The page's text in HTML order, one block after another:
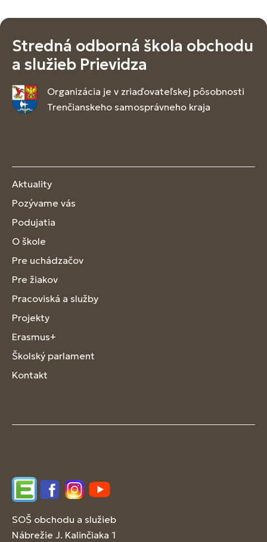
Stredná odborná škola obchodu
a služieb Prievidza
Organizácia je v zriaďovateľskej pôsobnosti
Trenčianskeho samosprávneho kraja
Aktuality
Pozývame vás
Podujatia
O škole
Pre uchádzačov
Pre žiakov
Pracoviská a služby
Projekty
Erasmus+
Školský parlament
Kontakt
EdupageFacebookInstagram
YouTube
SOŠ obchodu a služieb
Nábrežie J. Kalinčiaka 1